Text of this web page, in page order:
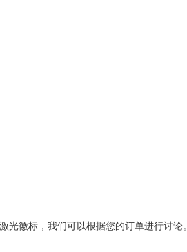
徽标，我们可以根据您的订单进行讨论。